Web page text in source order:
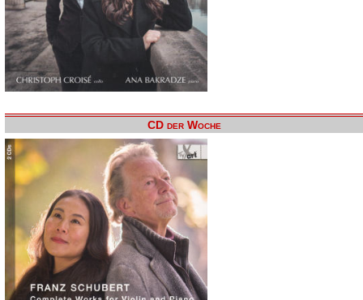
CD der Woche